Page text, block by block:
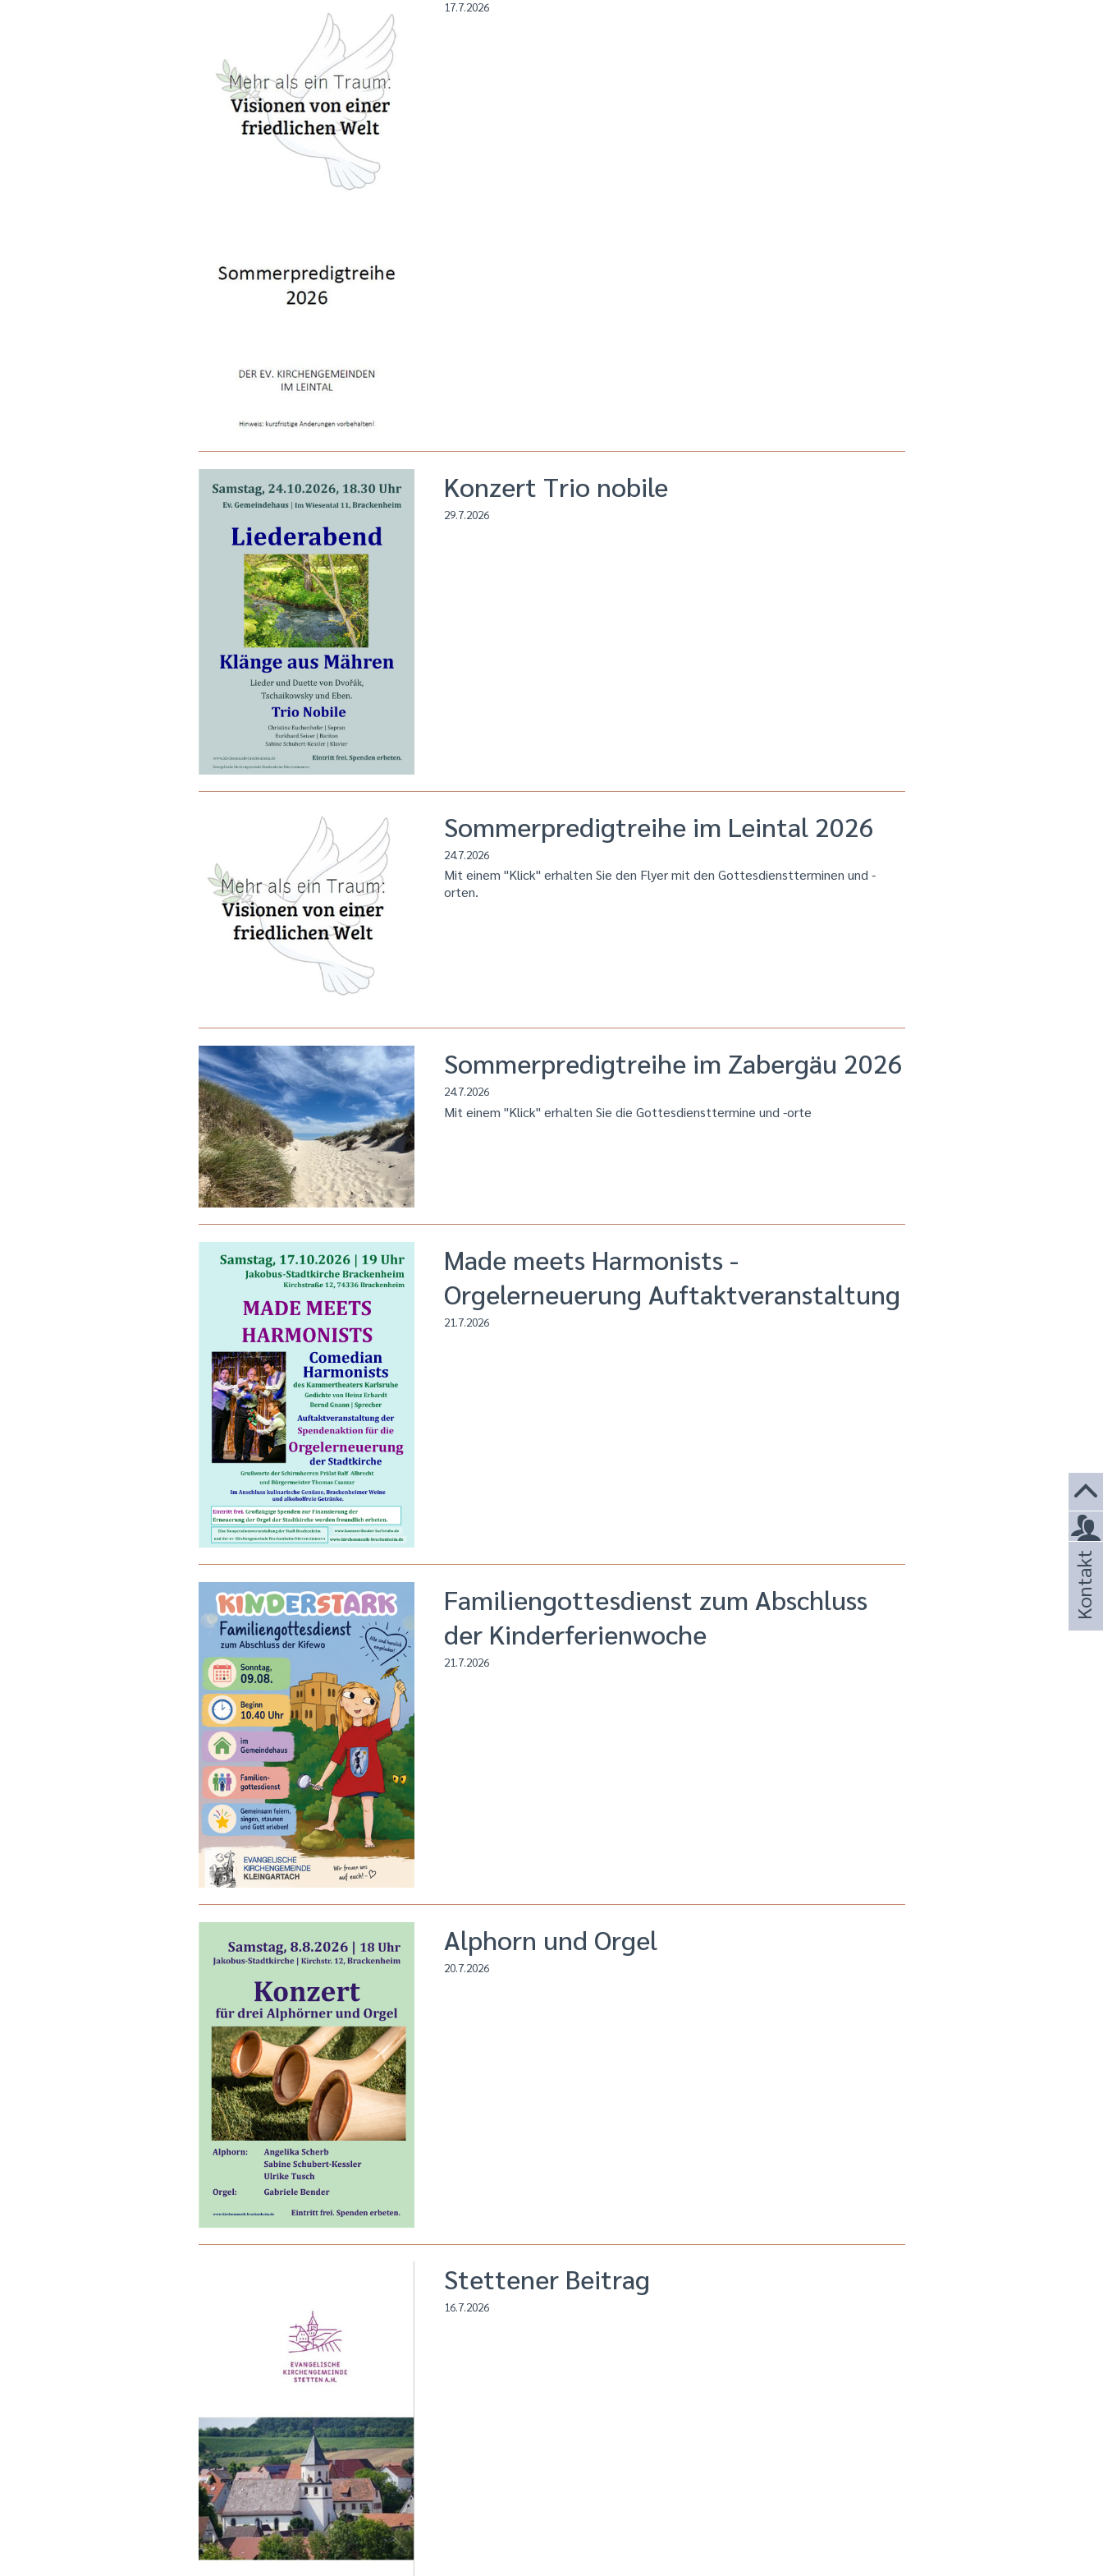
17.7.2026
Konzert Trio nobile
29.7.2026
Sommerpredigtreihe im Leintal 2026
24.7.2026
Mit einem "Klick" erhalten Sie den Flyer mit den Gottesdienstterminen und -
orten.
Sommerpredigtreihe im Zabergäu 2026
24.7.2026
Mit einem "Klick" erhalten Sie die Gottesdiensttermine und -orte
Made meets Harmonists -
Orgelerneuerung Auftaktveranstaltung
21.7.2026
Familiengottesdienst zum Abschluss
der Kinderferienwoche
21.7.2026
Alphorn und Orgel
20.7.2026
Stettener Beitrag
16.7.2026
Kontakt